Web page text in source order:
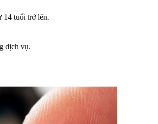
14 tuổi trở lên.
dịch vụ.